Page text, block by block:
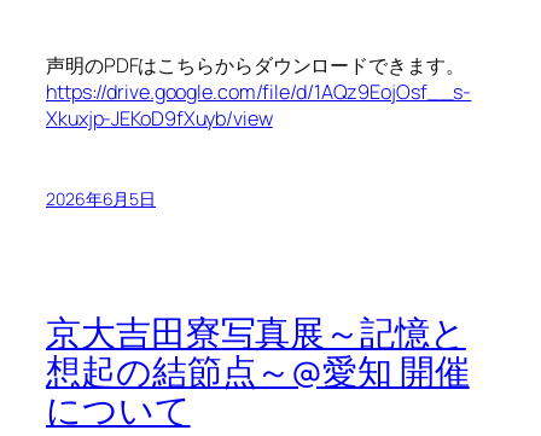
声明のPDFはこちらからダウンロードできます。
https://drive.google.com/file/d/1AQz9EojOsf__s-
Xkuxjp-JEKoD9fXuyb/view
2026年6月5日
京大吉田寮写真展～記憶と
想起の結節点～@愛知 開催
について